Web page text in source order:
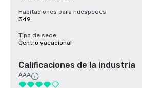
Habitaciones para huéspedes
349
Tipo de sede
Centro vacacional
Calificaciones de la industria
AAA